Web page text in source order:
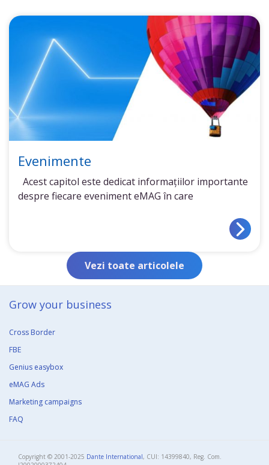
Evenimente
Acest capitol este dedicat informațiilor importante
despre fiecare eveniment eMAG în care
Vezi toate articolele
Grow your business​
Cross Border
FBE
Genius easybox
eMAG Ads
Marketing campaigns
FAQ
Copyright © 2001-2025 Dante International, CUI: 14399840, Reg. Com.